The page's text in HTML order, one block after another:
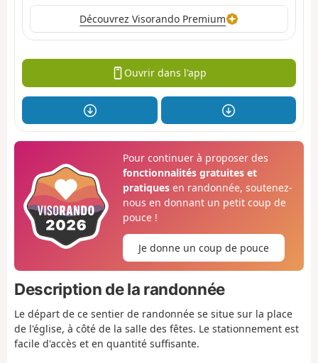
Découvrez Visorando Premium
Ouvrir dans l'app
Pour continuer à proposer des
fonctionnalités gratuites et
pratiquesen randonnée, soutenez-
nous en donnant un petit coup de
pouce !
Je donne un coup de pouce
Description de la randonnée
Le départ de ce sentier de randonnée se situe sur la place
de l'église, à côté de la salle des fêtes. Le stationnement est
facile d'accès et en quantité suffisante.